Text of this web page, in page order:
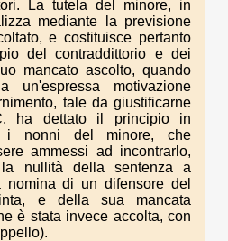
La tutela del minore, in
mediante la previsione
e costituisce pertanto
del contraddittorio e dei
mancato ascolto, quando
un'espressa motivazione
tale da giustificarne
ha dettato il principio in
i nonni del minore, che
ammessi ad incontrarlo,
la nullità della sentenza a
nomina di un difensore del
e della sua mancata
è stata invece accolta, con